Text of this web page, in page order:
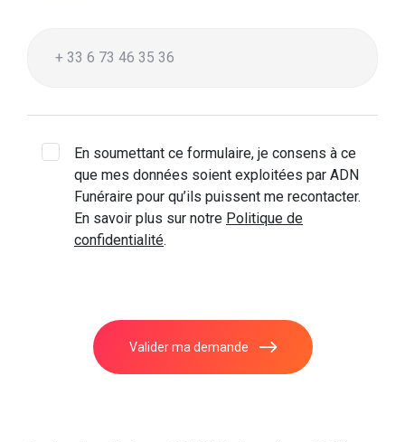
En soumettant ce formulaire, je consens à ce
que mes données soient exploitées par ADN
Funéraire pour qu’ils puissent me recontacter.
En savoir plus sur notre Politique de
confidentialité.
Valider ma demande